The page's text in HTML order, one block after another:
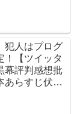
犯人はプログ
！【ツイッタ
幕評判感想批
あらすじ伏線